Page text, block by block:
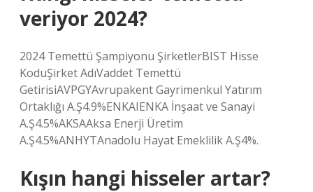
veriyor 2024?
2024 Temettü Şampiyonu ŞirketlerBIST Hisse
KoduŞirket AdıVaddet Temettü
GetirisiAVPGYAvrupakent Gayrimenkul Yatırım
Ortaklığı A.Ş4.9%ENKAIENKA İnşaat ve Sanayi
A.Ş4.5%AKSAAksa Enerji Üretim
A.Ş4.5%ANHYTAnadolu Hayat Emeklilik A.Ş4%.
Kışın hangi hisseler artar?